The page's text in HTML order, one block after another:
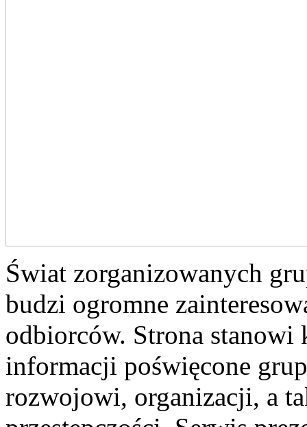
Świat zorganizowanych
budzi ogromne
odbiorców. Strona
informacji poświęcone
rozwojowi, organizacji, a